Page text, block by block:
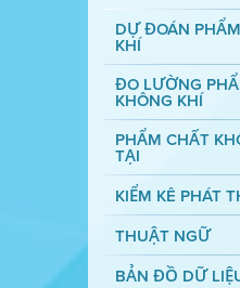
DỰ ĐOÁN
KHÍ
ĐO LƯỜNG
KHÔNG KHÍ
PHẨM CHẤT
TẠI
KIỂM KÊ PHÁT
THUẬT NGỮ
BẢN ĐỒ DỮ